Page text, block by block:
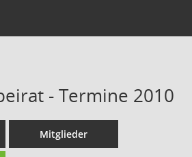
- Termine 2010
Mitglieder